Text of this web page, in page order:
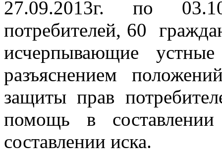
27.09.2013г. по
потребителей, 60
исчерпывающие
разъяснением
защиты прав
помощь в
составлении иска.